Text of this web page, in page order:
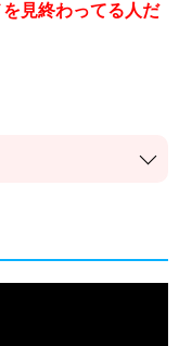
見終わってる人だ